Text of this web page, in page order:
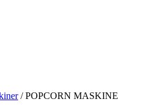
/ POPCORN MASKINE